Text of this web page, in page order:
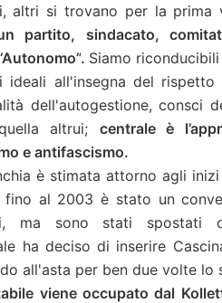
altri si trovano per la
partito, sindacato,
. Siamo
ideali all'insegna del
dell'autogestione, consci
altrui; centrale è
e antifascismo.
è stimata attorno agli
fino al 2003 è stato un
ma sono stati spostati o
ha deciso di inserire
all'asta per ben due volte
viene occupato dal